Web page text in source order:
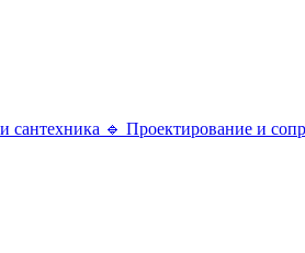
🔹 Проектирование и